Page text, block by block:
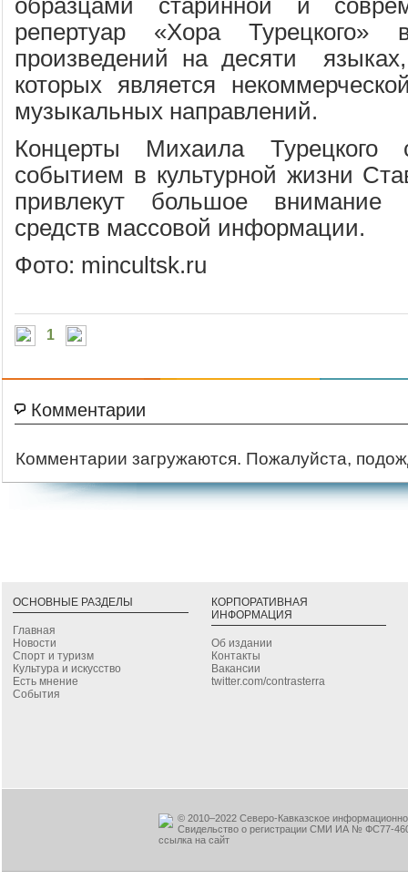
образцами старинной и
репертуар «Хора
произведений на десяти
которых является
музыкальных направлений.
Концерты Михаила Турецкого
событием в культурной жизни
привлекут большое внимание
средств массовой информации.
Фото: mincultsk.ru
1
Комментарии
Комментарии загружаются. Пожалуйста,
ОСНОВНЫЕ РАЗДЕЛЫ
Главная
Новости
Спорт и туризм
Культура и искусство
Есть мнение
События
КОРПОРАТИВНАЯ
ИНФОРМАЦИЯ
Об издании
Контакты
Вакансии
twitter.com/contrasterra
© 2010–2022 Северо-Кавказское
Свидельство о регистрации СМИ ИА № ФС77-
ссылка на сайт